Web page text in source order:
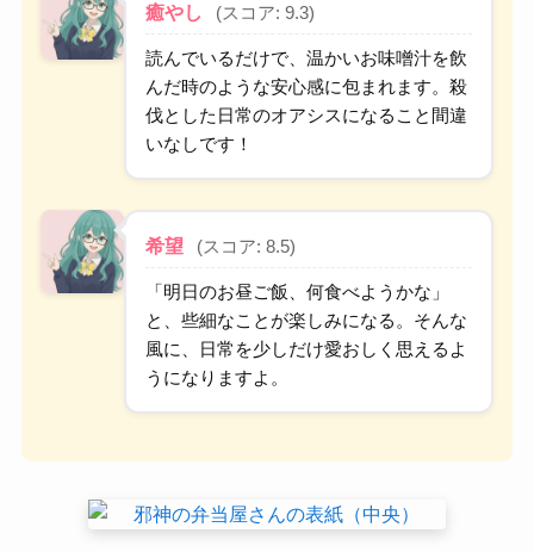
癒やし (スコア: 9.3)
読んでいるだけで、温かいお味噌汁を飲
んだ時のような安心感に包まれます。殺
伐とした日常のオアシスになること間違
いなしです！
希望 (スコア: 8.5)
「明日のお昼ご飯、何食べようかな」
と、些細なことが楽しみになる。そんな
風に、日常を少しだけ愛おしく思えるよ
うになりますよ。